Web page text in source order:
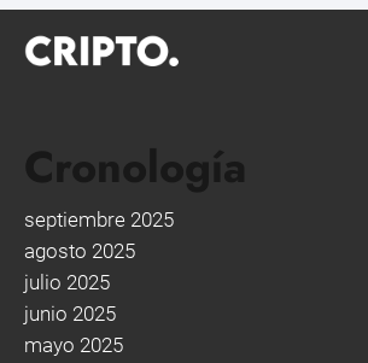
Cronología
septiembre 2025
agosto 2025
julio 2025
junio 2025
mayo 2025